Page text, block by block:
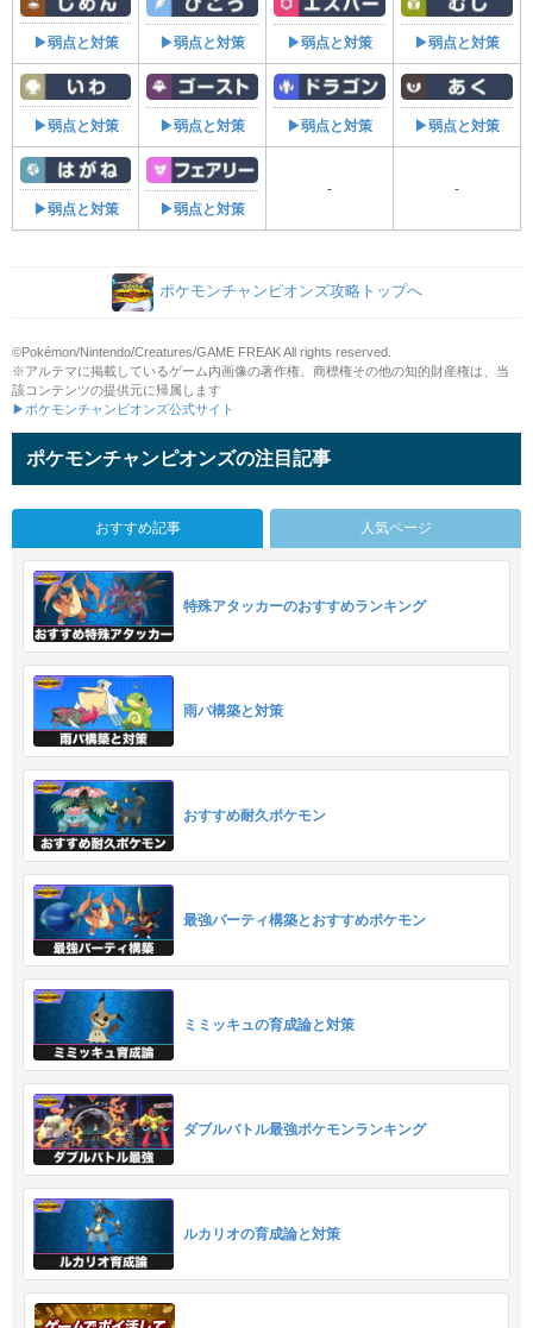
▶弱点と対策 ▶弱点と対策 ▶弱点と対策 ▶弱点と対策
▶弱点と対策 ▶弱点と対策 ▶弱点と対策 ▶弱点と対策
▶弱点と対策 ▶弱点と対策
- -
ポケモンチャンピオンズ攻略トップへ
©Pokémon/Nintendo/Creatures/GAME FREAK All rights reserved.
※アルテマに掲載しているゲーム内画像の著作権、商標権その他の知的財産権は、当
該コンテンツの提供元に帰属します
▶ポケモンチャンピオンズ公式サイト
ポケモンチャンピオンズの注目記事
おすすめ記事 人気ページ
特殊アタッカーのおすすめランキング
雨パ構築と対策
おすすめ耐久ポケモン
最強パーティ構築とおすすめポケモン
ミミッキュの育成論と対策
ダブルバトル最強ポケモンランキング
ルカリオの育成論と対策